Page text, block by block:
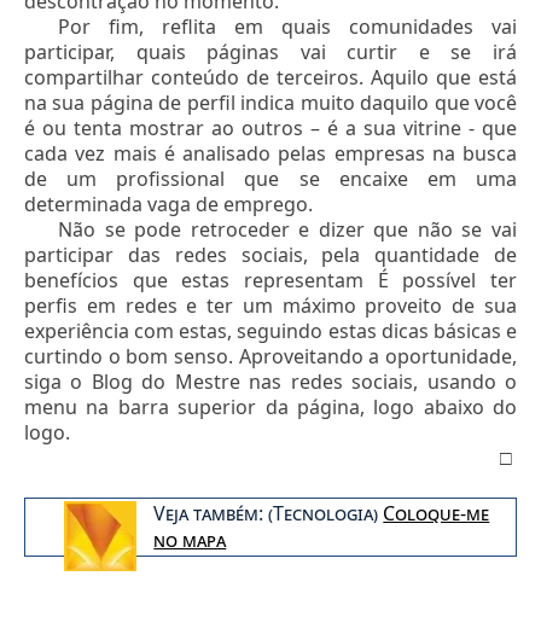
Por fim, reflita em quais comunidades vai
participar, quais páginas vai curtir e se irá
compartilhar conteúdo de terceiros. Aquilo que está
na sua página de perfil indica muito daquilo que você
é ou tenta mostrar ao outros – é a sua vitrine - que
cada vez mais é analisado pelas empresas na busca
de um profissional que se encaixe em uma
determinada vaga de emprego.
Não se pode retroceder e dizer que não se vai
participar das redes sociais, pela quantidade de
benefícios que estas representam É possível ter
perfis em redes e ter um máximo proveito de sua
experiência com estas, seguindo estas dicas básicas e
curtindo o bom senso. Aproveitando a oportunidade,
siga o Blog do Mestre nas redes sociais, usando o
menu na barra superior da página, logo abaixo do
logo.
□
Veja também: (Tecnologia) Coloque-me
no mapa